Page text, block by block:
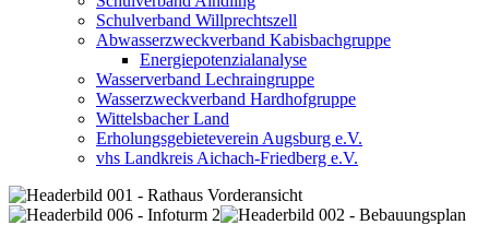
Schulverband Willprechtszell
Abwasserzweckverband Kabisbachgruppe
Energiepotenzialanalyse
Wasserverband Lechraingruppe
Wasserzweckverband Hardhofgruppe
Wittelsbacher Land
Erholungsgebieteverein Augsburg e.V.
vhs Landkreis Aichach-Friedberg e.V.